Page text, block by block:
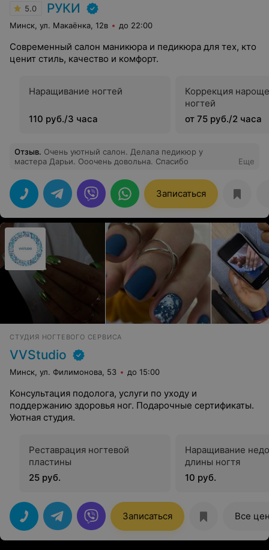
5.0 РУКИ
Минск, ул. Макаёнка, 12в до 22:00
Современный салон маникюра и педикюра для тех, кто
ценит стиль, качество и комфорт.
Наращивание ногтей
110 руб./3 часа
Коррекция
ногтей
от 75 руб./2 часа
Отзыв. Очень уютный салон. Делала педикюр у
мастера Дарьи. Ооочень довольна. Спасибо
Еще
Записаться
СТУДИЯ НОГТЕВОГО СЕРВИСА
VVStudio
Минск, ул. Филимонова, 53 до 15:00
Консультация подолога, услуги по уходу и
поддержанию здоровья ног. Подарочные сертификаты.
Уютная студия.
Реставрация ногтевой
пластины
25 руб.
Наращивание
длины ногтя
10 руб.
Записаться Все